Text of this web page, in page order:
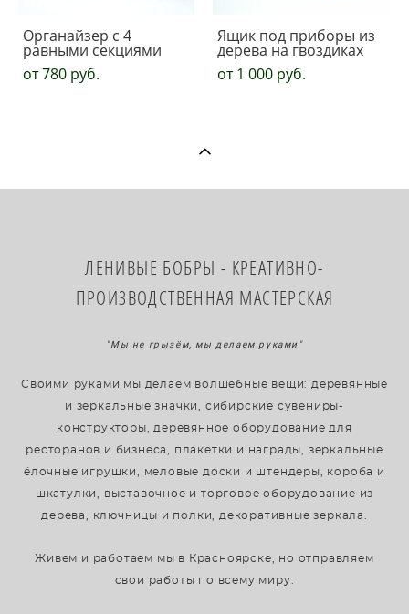
Органайзер с 4
равными секциями
от 780 pуб.
Ящик под приборы из
дерева на гвоздиках
от 1 000 pуб.
​ЛЕНИВЫЕ БОБРЫ - КРЕАТИВНО-
ПРОИЗВОДСТВЕННАЯ МАСТЕРСКАЯ
"Мы не грызём, мы делаем руками"
Своими руками мы делаем волшебные вещи: деревянные
и зеркальные значки, сибирские сувениры-
конструкторы, деревянное оборудование для
ресторанов и бизнеса, плакетки и награды, зеркальные
ёлочные игрушки, меловые доски и штендеры, короба и
шкатулки, выставочное и торговое оборудование из
дерева, ключницы и полки, декоративные зеркала.
Живем и работаем мы в Красноярске, но отправляем
свои работы по всему миру.